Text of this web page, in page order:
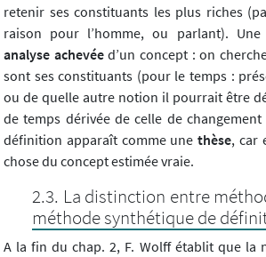
retenir ses constituants les plus riches
raison pour l’homme, ou parlant).
analyse achevéed’un concept : on
sont ses constituants (pour le temps :
ou de quelle autre notion il pourrait être
de temps dérivée de celle de
définition apparaît comme une thèse, car
chose du concept estimée vraie.
La distinction entre
méthode synthétique de
A la fin du chap. 2, F. Wolff établit que la